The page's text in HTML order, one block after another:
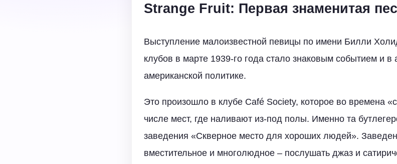
Strange Fruit: Первая знаменитая
Выступление малоизвестной певицы по имени Билли
клубов в марте 1939-го года стало знаковым событием и в
американской политике.
Это произошло в клубе Café Society, которое во времена
числе мест, где наливают из-под полы. Именно та
заведения «Скверное место для хороших людей».
вместительное и многолюдное – послушать джаз и